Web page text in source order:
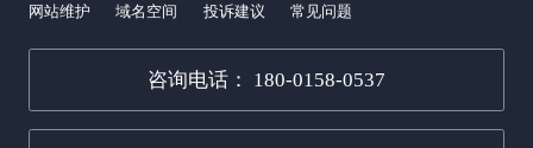
网站维护 域名空间 投诉建议 常见问题
咨询电话： 180-0158-0537